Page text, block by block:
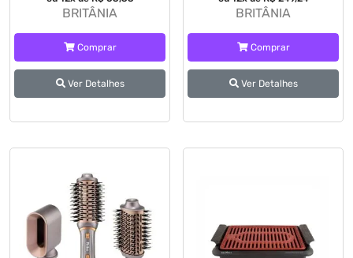
BRITÂNIA
Comprar
Ver Detalhes
BRITÂNIA
Comprar
Ver Detalhes